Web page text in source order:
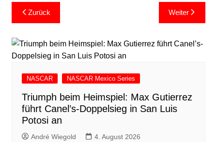
Beitragsnavigation
Zurück Weiter
NASCAR NASCAR Mexico Series
Triumph beim Heimspiel: Max Gutierrez
führt Canel’s-Doppelsieg in San Luis
Potosi an
André Wiegold 4. August 2026